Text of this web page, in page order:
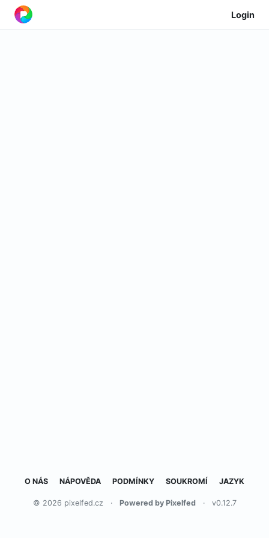
Login
O NÁS NÁPOVĚDA PODMÍNKY SOUKROMÍ JAZYK
© 2026 pixelfed.cz · Powered by Pixelfed · v0.12.7